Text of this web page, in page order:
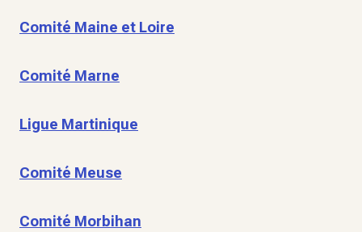
Comité Maine et Loire
Comité Marne
Ligue Martinique
Comité Meuse
Comité Morbihan